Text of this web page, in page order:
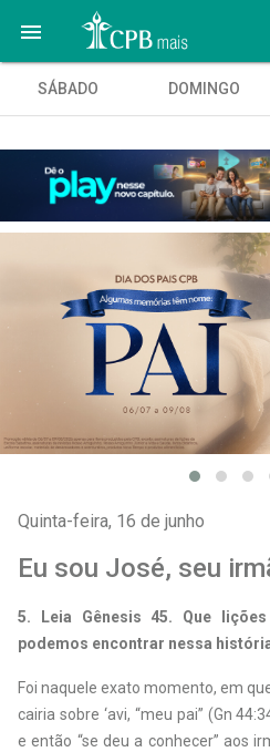

SÁBADO DOMINGO
Quinta-feira, 16 de junho
Eu sou José, seu
5. Leia Gênesis 45. Que
podemos encontrar nessa
Foi naquele exato momento, em
cairia sobre ‘avi, “meu pai” (Gn
e então “se deu a conhecer” aos